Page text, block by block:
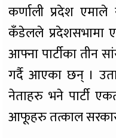
कर्णाली प्रदेश
कँडेलले प्रदेशसभामा
आफ्ना पार्टीका तीन
गर्दै आएका छन् ।
नेताहरु भने पार्टी
आफूहरु तत्काल